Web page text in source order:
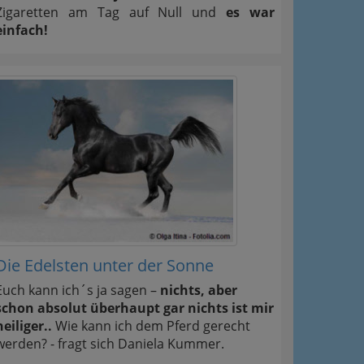
am Tag auf Null undes war
Edelsten unter der Sonne
kann ich´s ja sagen – nichts, aber
absolut überhaupt gar nichts ist mir
Wie kann ich dem Pferd gerecht
- fragt sich Daniela Kummer.